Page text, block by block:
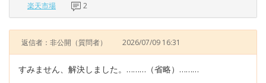
楽天市場 2
返信者：非公開 （質問者） 2026/07/09 16:31
すみません、解決しました。………（省略）………